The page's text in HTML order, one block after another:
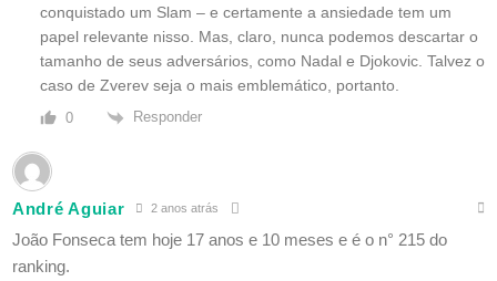
conquistado um Slam – e certamente a ansiedade tem um
papel relevante nisso. Mas, claro, nunca podemos descartar o
tamanho de seus adversários, como Nadal e Djokovic. Talvez o
caso de Zverev seja o mais emblemático, portanto.
0 Responder
André Aguiar 2 anos atrás
João Fonseca tem hoje 17 anos e 10 meses e é o n° 215 do
ranking.